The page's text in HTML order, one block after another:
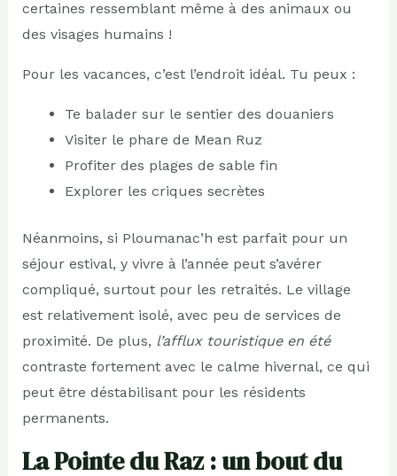
certaines ressemblant même à des animaux ou
des visages humains !
Pour les vacances, c’est l’endroit idéal. Tu peux :
Te balader sur le sentier des douaniers
Visiter le phare de Mean Ruz
Profiter des plages de sable fin
Explorer les criques secrètes
Néanmoins, si Ploumanac’h est parfait pour un
séjour estival, y vivre à l’année peut s’avérer
compliqué, surtout pour les retraités. Le village
est relativement isolé, avec peu de services de
proximité. De plus, l’afflux touristique en été
contraste fortement avec le calme hivernal, ce qui
peut être déstabilisant pour les résidents
permanents.
La Pointe du Raz : un bout du